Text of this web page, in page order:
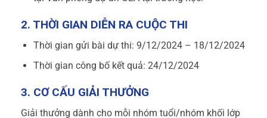
2. THỜI GIAN DIỄN RA CUỘC THI
Thời gian gửi bài dự thi: 9/12/2024 – 18/12/2024
Thời gian công bố kết quả: 24/12/2024
3. CƠ CẤU GIẢI THƯỞNG
Giải thưởng dành cho mỗi nhóm tuổi/nhóm khối lớp